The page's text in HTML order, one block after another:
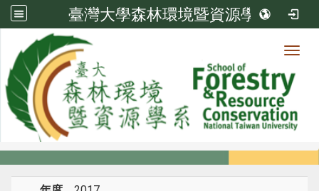
臺灣大學森林環境暨資源學系
系所成員
系所成員